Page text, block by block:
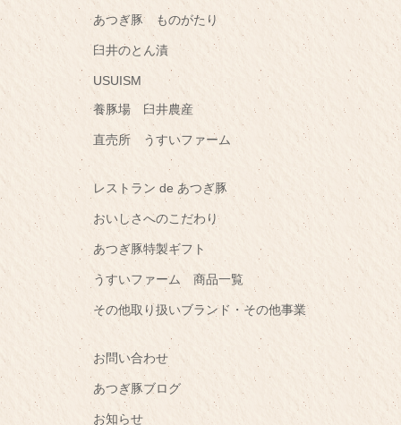
あつぎ豚 ものがたり
臼井のとん漬
USUISM
養豚場 臼井農産
直売所 うすいファーム
レストラン de あつぎ豚
おいしさへのこだわり
あつぎ豚特製ギフト
うすいファーム 商品一覧
その他取り扱いブランド・その他事業
お問い合わせ
あつぎ豚ブログ
お知らせ